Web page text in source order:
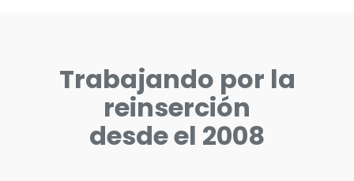
Trabajando por la
reinserción
desde el 2008